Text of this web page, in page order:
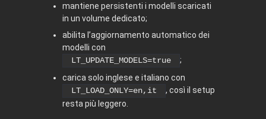
mantiene persistenti i modelli scaricati
in un volume dedicato;
abilita l’aggiornamento automatico dei
modelli con
LT_UPDATE_MODELS=true
;
carica solo inglese e italiano con
LT_LOAD_ONLY=en,it
, così il setup
resta più leggero.